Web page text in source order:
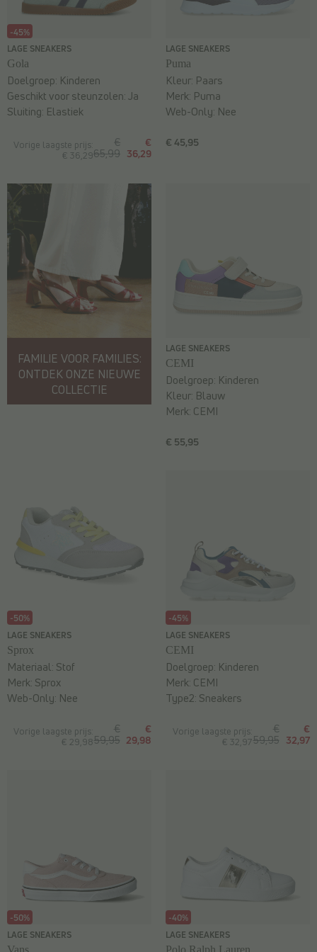
-45%
LAGE SNEAKERS
Gola
Vorige laagste prijs:
€ 36,29
€
65,99
€
36,29
Doelgroep: Kinderen
Geschikt voor steunzolen:Ja
Sluiting: Elastiek
LAGE SNEAKERS
Puma
€ 45,95
Kleur: Paars
Merk: Puma
Web-Only: Nee
FAMILIE VOOR FAMILIES:
ONTDEK ONZE NIEUWE
COLLECTIE
LAGE SNEAKERS
CEMI
€ 55,95
Doelgroep: Kinderen
Kleur: Blauw
Merk: CEMI
-50%
LAGE SNEAKERS
Sprox
Vorige laagste prijs:
€ 29,98
€
59,95
€
29,98
Materiaal: Stof
Merk: Sprox
Web-Only: Nee
-45%
LAGE SNEAKERS
CEMI
Vorige laagste prijs:
€ 32,97
€
59,95
€
32,97
Doelgroep: Kinderen
Merk: CEMI
Type2: Sneakers
-50%
LAGE SNEAKERS
Vans
-40%
LAGE SNEAKERS
Polo Ralph Lauren